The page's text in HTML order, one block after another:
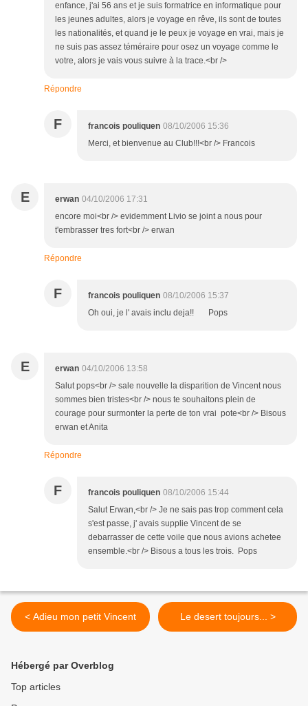
enfance, j'ai 56 ans et je suis formatrice en informatique pour
les jeunes adultes, alors je voyage en rêve, ils sont de toutes
les nationalités, et quand je le peux je voyage en vrai, mais je
ne suis pas assez téméraire pour osez un voyage comme le
votre, alors je vais vous suivre à la trace.<br />
Répondre
F francois pouliquen 08/10/2006 15:36
Merci, et bienvenue au Club!!!<br /> Francois
E erwan 04/10/2006 17:31
encore moi<br /> evidemment Livio se joint a nous pour
t'embrasser tres fort<br /> erwan
Répondre
F francois pouliquen 08/10/2006 15:37
Oh oui, je l' avais inclu deja!! Pops
E erwan 04/10/2006 13:58
Salut pops<br /> sale nouvelle la disparition de Vincent nous
sommes bien tristes<br /> nous te souhaitons plein de
courage pour surmonter la perte de ton vrai pote<br /> Bisous
erwan et Anita
Répondre
F francois pouliquen 08/10/2006 15:44
Salut Erwan,<br /> Je ne sais pas trop comment cela
s'est passe, j' avais supplie Vincent de se
debarrasser de cette voile que nous avions achetee
ensemble.<br /> Bisous a tous les trois. Pops
< Adieu mon petit Vincent Le desert toujours... >
Hébergé par Overblog
Top articles